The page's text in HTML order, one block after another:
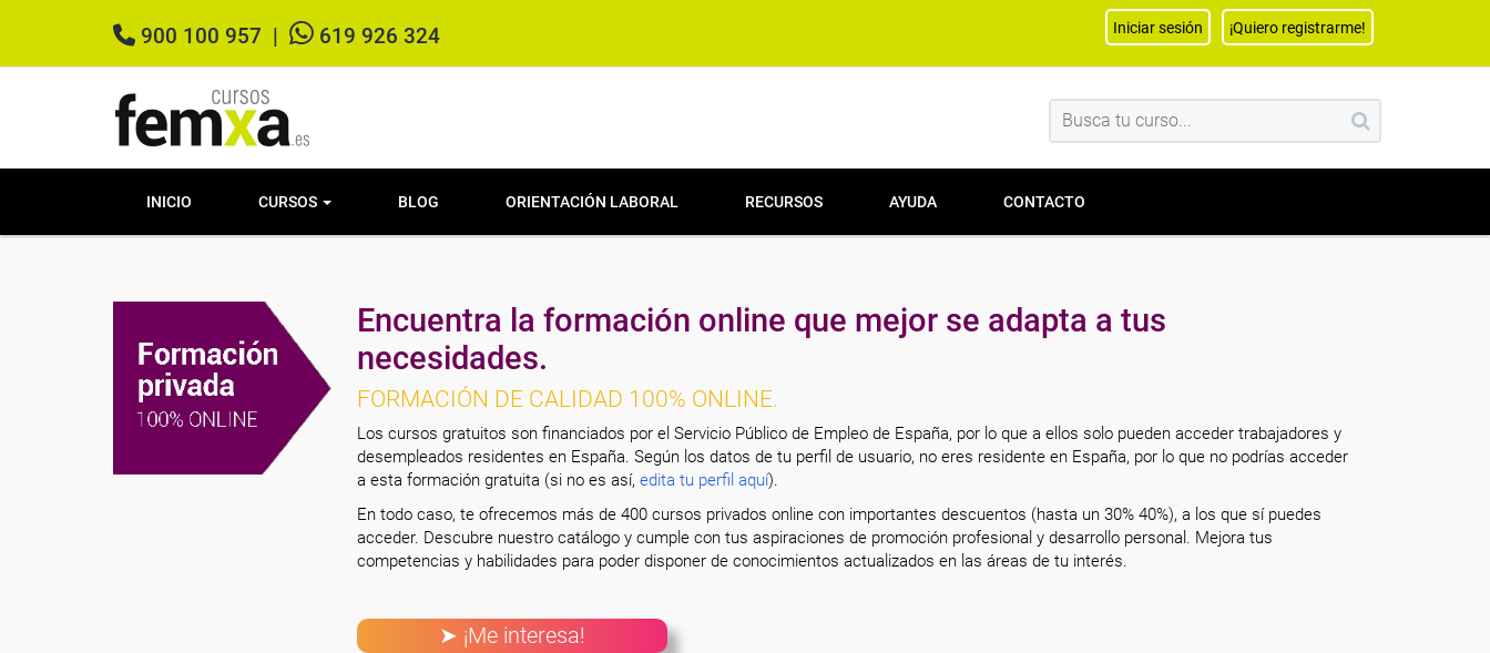
900 100 957 619 926 324 Iniciar sesión ¡Quiero registrarme!
INICIO CURSOS BLOG ORIENTACIÓN LABORAL RECURSOS AYUDA CONTACTO
Encuentra la formación online que mejor se adapta a tus
necesidades.
FORMACIÓN DE CALIDAD 100% ONLINE.
Los cursos gratuitos son financiados por el Servicio Público de Empleo de España, por lo que a ellos solo pueden acceder trabajadores y
desempleados residentes en España. Según los datos de tu perfil de usuario, no eres residente en España, por lo que no podrías acceder
a esta formación gratuita (si no es así, edita tu perfil aquí).
En todo caso, te ofrecemos más de 400 cursos privados online con importantes descuentos (hasta un 30% 40%), a los que sí puedes
acceder. Descubre nuestro catálogo y cumple con tus aspiraciones de promoción profesional y desarrollo personal. Mejora tus
competencias y habilidades para poder disponer de conocimientos actualizados en las áreas de tu interés.
➤ ¡Me interesa!